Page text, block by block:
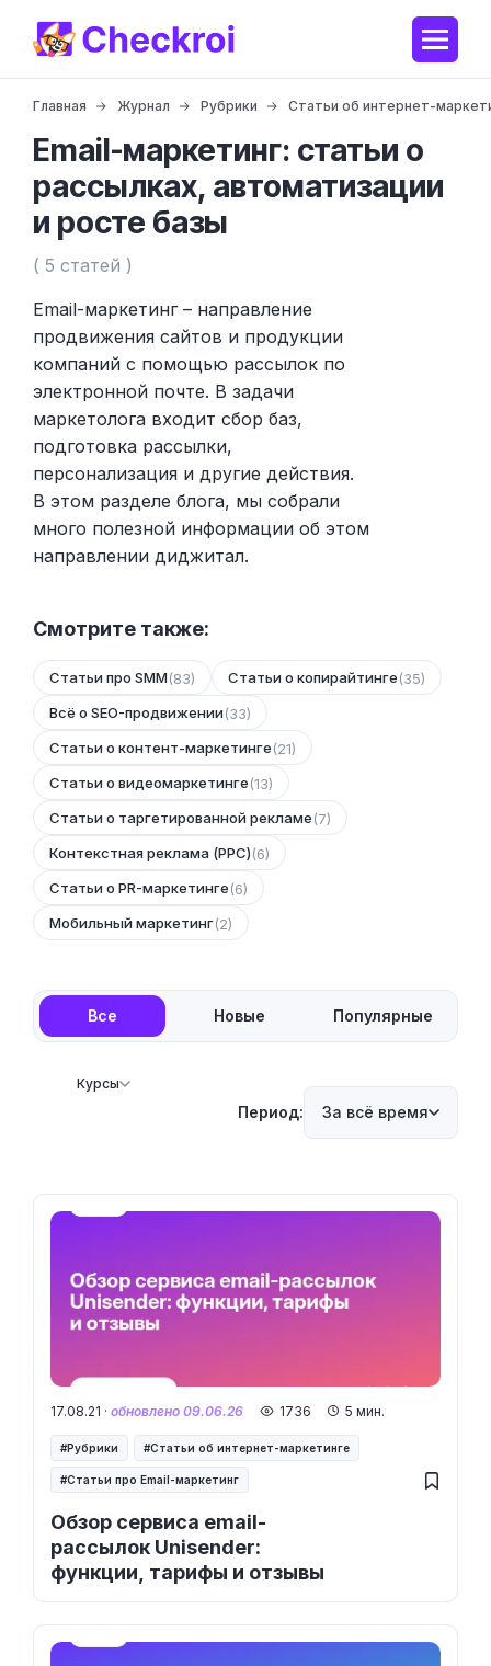
Главная Журнал Рубрики Статьи об интернет-
Email-маркетинг: статьи о
рассылках, автоматизации
и росте базы
( 5 статей )
Email-маркетинг – направление
продвижения сайтов и продукции
компаний с помощью рассылок по
электронной почте. В задачи
маркетолога входит сбор баз,
подготовка рассылки,
персонализация и другие действия.
В этом разделе блога, мы собрали
много полезной информации об этом
направлении диджитал.
Смотрите также:
Статьи про SMM(83) Статьи о копирайтинге(35)
Всё о SEO-продвижении(33)
Статьи о контент-маркетинге(21)
Статьи о видеомаркетинге(13)
Статьи о таргетированной рекламе(7)
Контекстная реклама (PPC)(6)
Статьи о PR-маркетинге(6)
Мобильный маркетинг(2)
Все Новые Популярные
Курсы
Период: За всё время
Обзор сервиса email-
рассылок Unisender:
функции, тарифы и отзывы
17.08.21 · обновлено 09.06.26 1736 5 мин.
Рубрики Статьи об интернет-маркетинге
Статьи про Email-маркетинг